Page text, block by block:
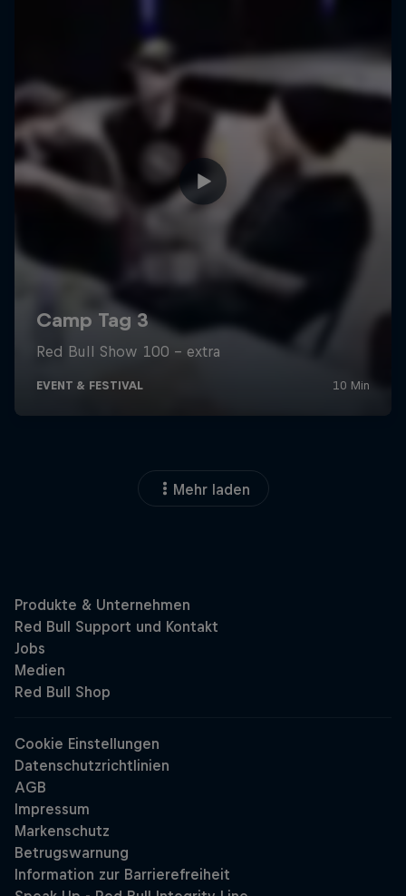
Mehr laden